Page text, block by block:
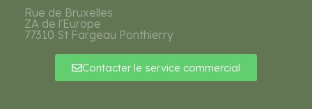
Rue de Bruxelles
ZA de l'Europe
77310 St Fargeau Ponthierry
Contacter le service commercial